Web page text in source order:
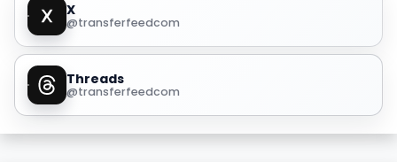
X
@transferfeedcom
Threads
@transferfeedcom